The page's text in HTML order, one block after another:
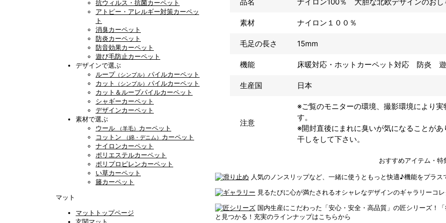
抗ウィルス・抗菌カーペット
アトピー・アレルギー対策カーペッ
ト
消臭カーペット
防炎カーペット
防音効果カーペット
遊び毛防止カーペット
デザインで選ぶ
ループ （シンプル） パイルカーペット
カット
（シンプル） パイルカーペット
カット＆ループパイルカーペット
シャギーカーペット
デザインカーペット
素材で選ぶ
ウール
（羊毛） カーペット
コットン
（綿・デニム） カーペット
ナイロンカーペット
ポリエステルカーペット
ポリプロピレンカーペット
い草カーペット
籐カーペット
マット
マットトップページ
玄関マット
素材 ナイロン１００％
毛足の長さ 15mm
機能 床暖対応・ホットカーペット対応 防炎
生産国 日本
注意
※ご覧のモニターの環境、撮影環境により
す。
※開封直後にまれに臭いが気になることが
干しをして下さい。
おすすめアイテム・特
人気のノンスリップなど、一緒に使うともっと快適♪機能をプラ
見るたびに心が満たされるオシャレなデザインのギャラリーコ
国内生産にこだわった「安心・安全・高品質」の匠シリーズ！
と見つかる！充実のラインナップはこちらから